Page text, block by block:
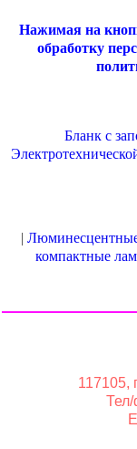
Нажимая на
обработку
Бланк с
|
компактные
117105,
Тел/